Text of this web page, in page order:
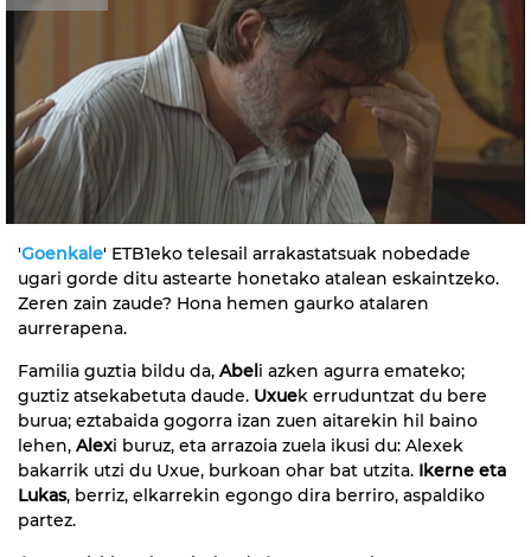
'Goenkale' ETB1eko telesail arrakastatsuak nobedade
ugari gorde ditu astearte honetako atalean eskaintzeko.
Zeren zain zaude? Hona hemen gaurko atalaren
aurrerapena.
Familia guztia bildu da, Abeli azken agurra emateko;
guztiz atsekabetuta daude. Uxuek erruduntzat du bere
burua; eztabaida gogorra izan zuen aitarekin hil baino
lehen, Alexi buruz, eta arrazoia zuela ikusi du: Alexek
bakarrik utzi du Uxue, burkoan ohar bat utzita. Ikerne eta
Lukas, berriz, elkarrekin egongo dira berriro, aspaldiko
partez.